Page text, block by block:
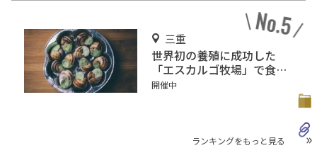
三重
世界初の養殖に成功した
「エスカルゴ牧場」で食べ
て！みて！触れて！
開催中
ランキングをもっと見る